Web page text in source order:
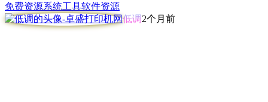
免费资源系统工具软件资源
低调2个月前